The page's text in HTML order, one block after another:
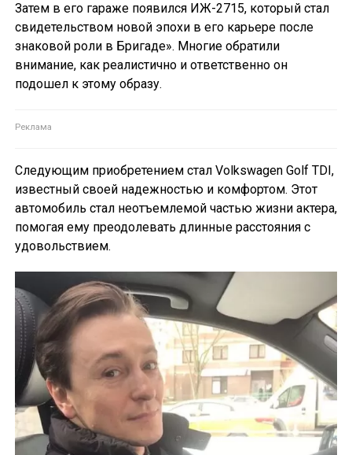
Затем в его гараже появился ИЖ-2715, который стал
свидетельством новой эпохи в его карьере после
знаковой роли в Бригаде». Многие обратили
внимание, как реалистично и ответственно он
подошел к этому образу.
Следующим приобретением стал Volkswagen Golf TDI,
известный своей надежностью и комфортом. Этот
автомобиль стал неотъемлемой частью жизни актера,
помогая ему преодолевать длинные расстояния с
удовольствием.